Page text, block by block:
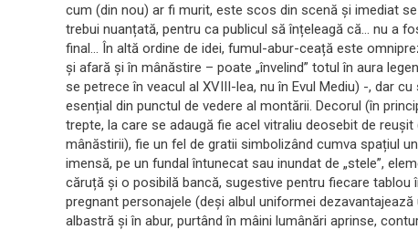
cum (din nou) ar fi murit, este scos din scenă și imediat
trebui nuanțată, pentru ca publicul să înțeleagă că… nu a
final… În altă ordine de idei, fumul-abur-ceață este
și afară și în mânăstire – poate „învelind” totul în aura
se petrece în veacul al XVIII-lea, nu în Evul Mediu) -, dar
esențial din punctul de vedere al montării. Decorul (în
trepte, la care se adaugă fie acel vitraliu deosebit de
mânăstirii), fie un fel de gratii simbolizând cumva spațiul
imensă, pe un fundal întunecat sau inundat de „stele”,
căruță și o posibilă bancă, sugestive pentru fiecare
pregnant personajele (deși albul uniformei
albastră și în abur, purtând în mâini lumânări aprinse,